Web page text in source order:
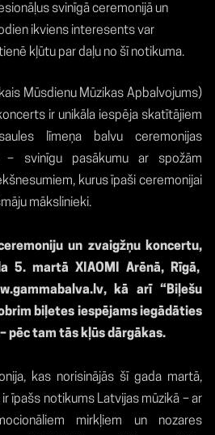
svinīgā ceremonijā un
ikviens interesents var
kļūtu par daļu no šī notikuma.
Mūsdienu Mūzikas Apbalvojums)
ir unikāla iespēja skatītājiem
līmeņa balvu ceremonijas
svinīgu pasākumu ar spožām
kurus īpaši ceremonijai
mākslinieki.
un zvaigžņu koncertu,
5. martā XIAOMI Arēnā, Rīgā,
kā arī “Biļešu
biļetes iespējams iegādāties
pēc tam tās kļūs dārgākas.
kas norisinājās šī gada martā,
īpašs notikums Latvijas mūzikā – ar
mirkļiem un nozares